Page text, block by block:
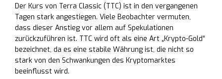
Der Kurs von Terra Classic (TTC) ist in den vergangenen
Tagen stark angestiegen. Viele Beobachter vermuten,
dass dieser Anstieg vor allem auf Spekulationen
zurückzuführen ist. TTC wird oft als eine Art „Krypto-Gold“
bezeichnet, da es eine stabile Währung ist, die nicht so
stark von den Schwankungen des Kryptomarktes
beeinflusst wird.